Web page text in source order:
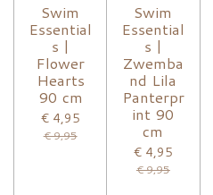
Swim
Essential
s |
Flower
Hearts
90 cm
€ 4,95
€ 9,95
Swim
Essential
s |
Zwemba
nd Lila
Panterpr
int 90
cm
€ 4,95
€ 9,95